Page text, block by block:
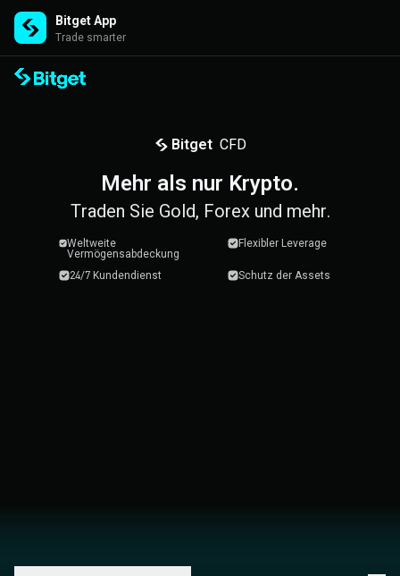
Bitget App
Trade smarter
Bitget CFD
Mehr als nur Krypto.
Traden Sie Gold, Forex und mehr.
Weltweite
Vermögensabdeckung
Flexibler Leverage
24/7 Kundendienst Schutz der Assets